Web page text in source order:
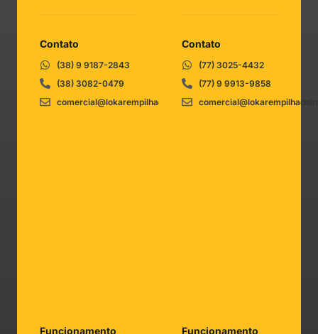
Contato
(38) 9 9187-2843
(38) 3082-0479
comercial@lokarempilhadeiras.com.br
Funcionamento
Contato
(77) 3025-4432
(77) 9 9913-9858
Funcionamento